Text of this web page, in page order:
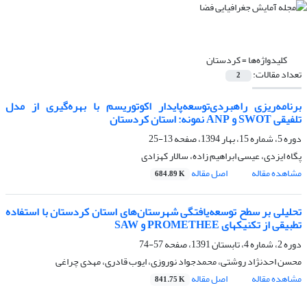
کلیدواژه‌ها =کردستان
تعداد مقالات: 2
برنامه‌ریزی راهبردی‌توسعه‌پایدار ‌اکوتوریسم با بهره‌گیری از مدل
تلفیقی SWOT و ANP نمونه: استان کردستان
دوره 5، شماره 15، بهار 1394، صفحه
13-25
پگاه ایزدی، عیسی ابراهیم زاده، سالار کهزادی
مشاهده مقاله
اصل مقاله 684.89 K
تحلیلی بر سطح توسعه‌یافتگی شهرستان‌های استان کردستان با استفاده
تطبیقی از تکنیک‏های PROMETHEE و SAW
دوره 2، شماره 4، تابستان 1391، صفحه
57-74
محسن احدنژاد روشتی، محمدجواد نوروزی، ایوب قادری، مهدی چراغی
مشاهده مقاله
اصل مقاله 841.75 K